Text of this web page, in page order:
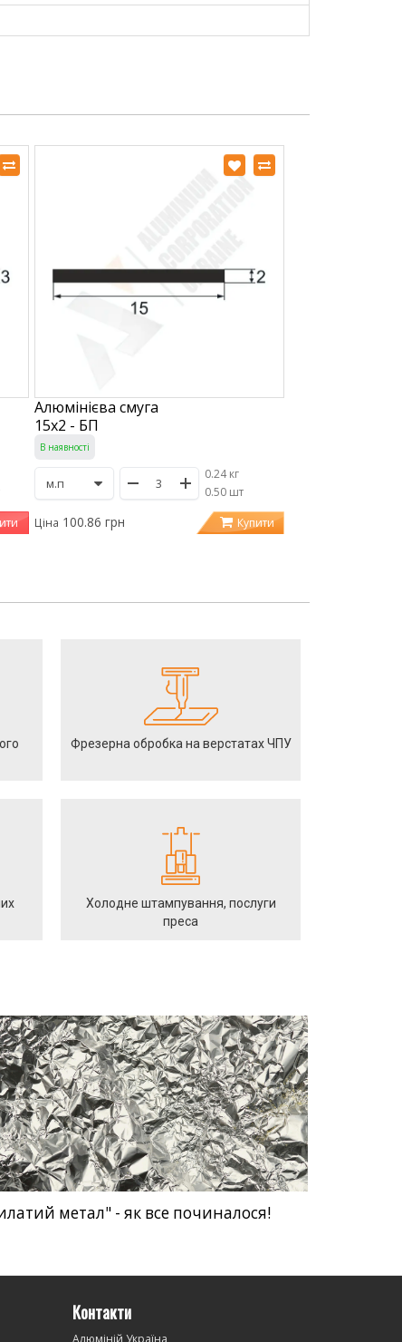
Алюмінієва смуга
15х2 - БП
В наявності
0.24 кг
/0.50 шт
Ціна 100.86 грн Купити
Фрезерна обробка на верстатах ЧПУ
Холодне штампування, послуги
преса
метал" - як все починалося!
Контакти